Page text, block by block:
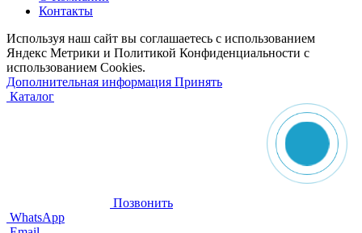
Контакты
Используя наш сайт вы соглашаетесь с использованием
Яндекс Метрики и Политикой Конфиденциальности с
использованием Cookies.
Дополнительная информация Принять
Каталог
Позвонить
WhatsApp